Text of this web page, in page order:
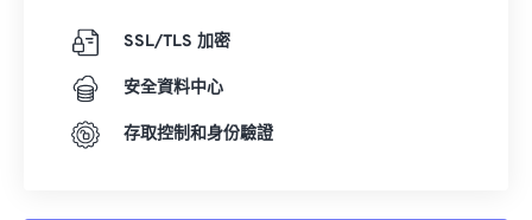
SSL/TLS 加密
安全資料中心
存取控制和身份驗證